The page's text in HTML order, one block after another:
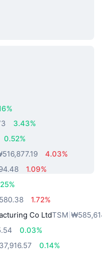
3.43%
0.52%
4.03%
1.09%
1.72%
Co LtdTSM
0.03%
0.14%